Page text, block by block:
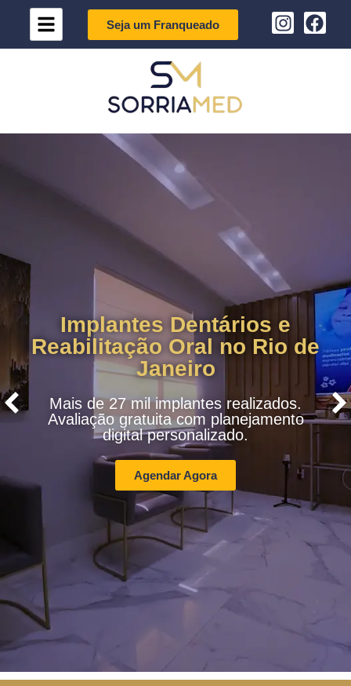
Seja um Franqueado
Implantes Dentários e
Reabilitação Oral no Rio de
Janeiro
Mais de 27 mil implantes realizados.
Avaliação gratuita com planejamento
digital personalizado.
Agendar Agora